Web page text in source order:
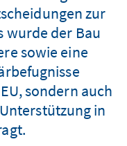
zur
wurde der Bau
sowie eine
sondern auch
in